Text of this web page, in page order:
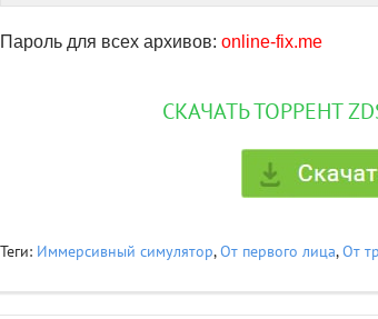
Пароль для всех архивов: online-fix.me
СКАЧАТЬ ТОРРЕНТ
Теги: Иммерсивный симулятор,От первого лица,От